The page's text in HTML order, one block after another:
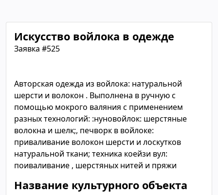
Искусство войлока в одежде
Заявка #525
Авторская одежда из войлока: натуральной
шерсти и волокон . Выполнена в ручную с
помощью мокрого валяния с применением
разных технологий: :нуновойлок: шерстяные
волокна и шелк;, печворк в войлоке:
приваливание волокон шерсти и лоскутков
натуральной ткани; техника коейзи вул:
поиваливание , шерстяных нитей и пряжи
Название культурного объекта